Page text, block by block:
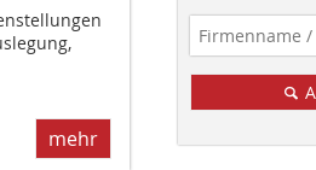
mehr